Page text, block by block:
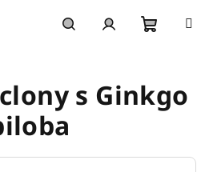
košík
s Ginkgo